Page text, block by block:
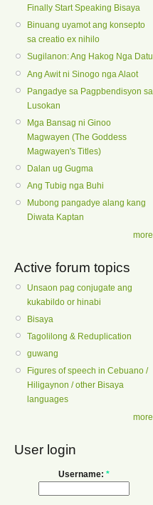
Finally Start Speaking Bisaya
Binuang uyamot ang konsepto
sa creatio ex nihilo
Sugilanon: Ang Hakog Nga Datu
Ang Awit ni Sinogo nga Alaot
Pangadye sa Pagpbendisyon sa
Lusokan
Mga Bansag ni Ginoo
Magwayen (The Goddess
Magwayen's Titles)
Dalan ug Gugma
Ang Tubig nga Buhi
Mubong pangadye alang kang
Diwata Kaptan
more
Active forum topics
Unsaon pag conjugate ang
kukabildo or hinabi
Bisaya
Tagolilong & Reduplication
guwang
Figures of speech in Cebuano /
Hiligaynon / other Bisaya
languages
more
User login
Username: *